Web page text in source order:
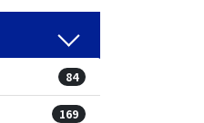
84
169